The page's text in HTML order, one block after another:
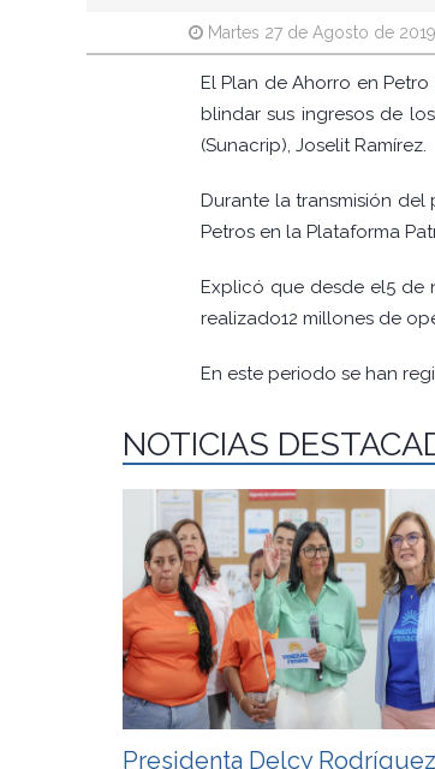
Martes 27 de Agosto de 2019
El Plan de Ahorro en
blindar sus ingresos de
(Sunacrip), Joselit Ramírez.
Durante la transmisión
Petros en la Plataforma
Explicó que desde el5 de
realizado12 millones de
En este periodo se han
NOTICIAS
Presidenta Delcy